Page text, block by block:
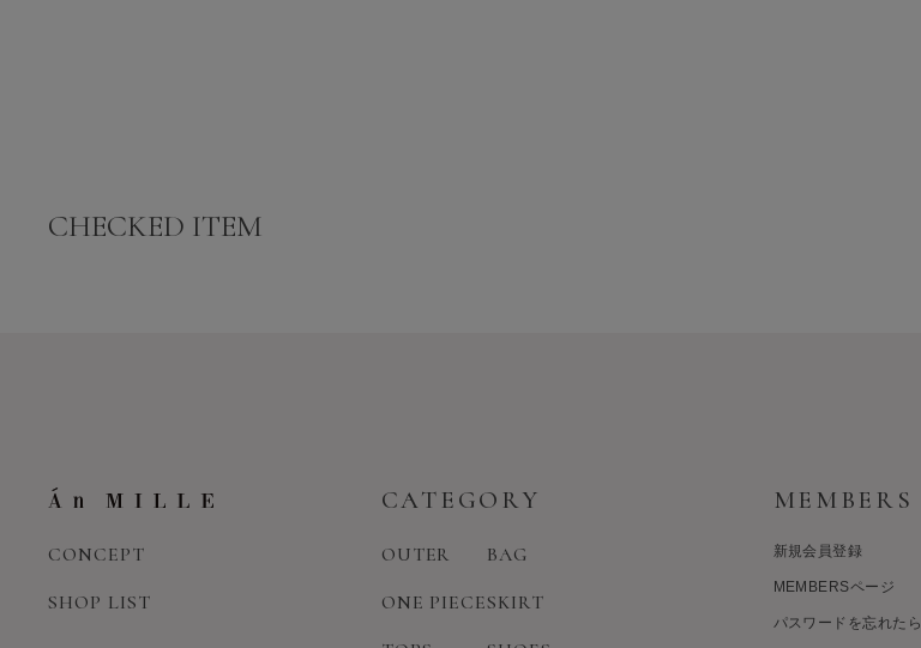
CHECKED ITEM
CONCEPT
SHOP LIST
CATEGORY
OUTER
ONE PIECE
BAG
SKIRT
MEMBERS
新規会員登録
MEMBERSページ
パスワードを忘れたら